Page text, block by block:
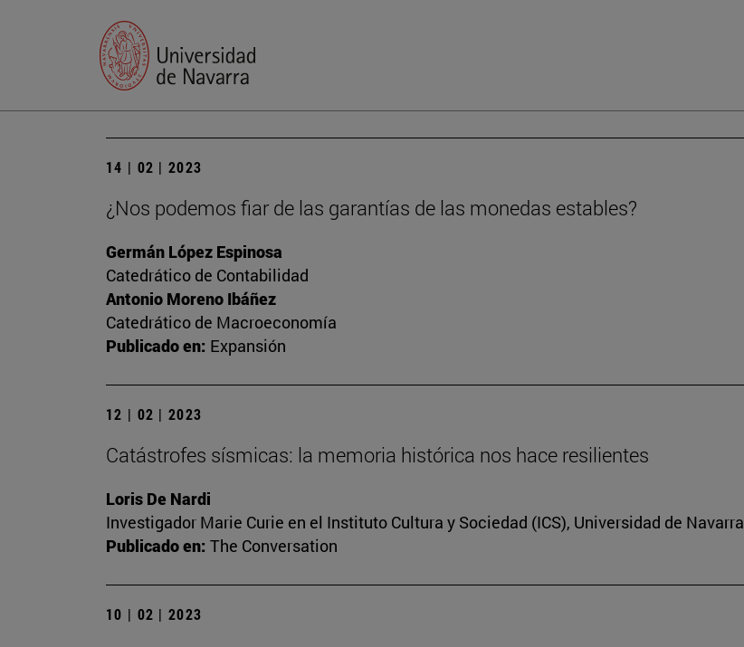
14 | 02 | 2023
¿Nos podemos fiar de las garantías de las monedas estables?
Germán López Espinosa
Catedrático de Contabilidad
Antonio Moreno Ibáñez
Catedrático de Macroeconomía
Publicado en: Expansión
12 | 02 | 2023
Catástrofes sísmicas: la memoria histórica nos hace resilientes
Loris De Nardi
Investigador Marie Curie en el Instituto Cultura y Sociedad (ICS), Universidad de Navarra
Publicado en: The Conversation
10 | 02 | 2023